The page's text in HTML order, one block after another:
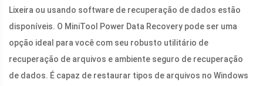
Lixeira ou usando software de recuperação de dados estão
disponíveis. O MiniTool Power Data Recovery pode ser uma
opção ideal para você com seu robusto utilitário de
recuperação de arquivos e ambiente seguro de recuperação
de dados. É capaz de restaurar tipos de arquivos no Windows